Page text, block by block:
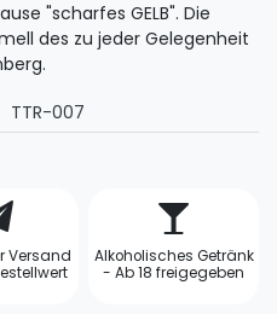
"scharfes GELB". Die
des zu jeder Gelegenheit
TTR-007
Versand
Alkoholisches Getränk
- Ab 18 freigegeben